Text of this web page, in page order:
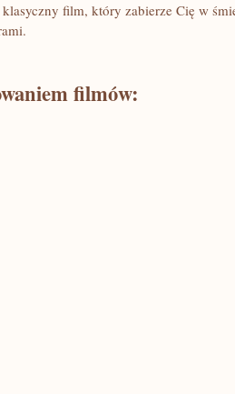
klasyczny film, który⁢ zabierze Cię​ w
filmów: